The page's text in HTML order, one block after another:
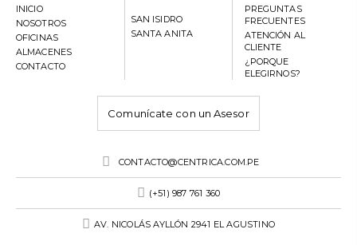
INICIO
NOSOTROS
OFICINAS
ALMACENES
CONTACTO
SAN ISIDRO
SANTA ANITA
PREGUNTAS
FRECUENTES
ATENCIÓN AL
CLIENTE
¿PORQUE
ELEGIRNOS?
Comunícate con un Asesor
CONTACTO@CENTRICA.COM.PE
(+51) 987 761 360
AV. NICOLÁS AYLLÓN 2941 EL AGUSTINO